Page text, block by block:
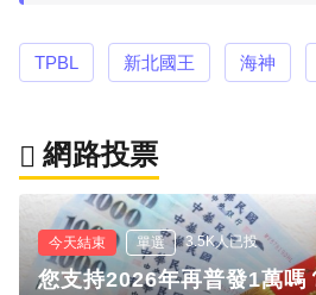
TPBL 新北國王 海神
網路投票
今天結束 單選 3.5K人已投
您支持2026年再普發1萬嗎